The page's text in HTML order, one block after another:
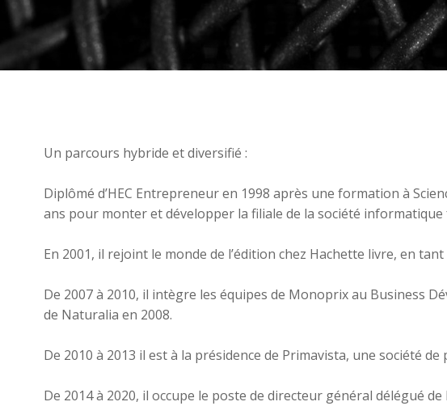
Un parcours hybride et diversifié :
Diplômé d’HEC Entrepreneur en 1998 après une formation à
ans pour monter et développer la filiale de la société informatique
En 2001, il rejoint le monde de l’édition chez Hachette livre, en tant
De 2007 à 2010, il intègre les équipes de Monoprix au Business
de Naturalia en 2008.
De 2010 à 2013 il est à la présidence de Primavista, une société
De 2014 à 2020, il occupe le poste de directeur général délégué